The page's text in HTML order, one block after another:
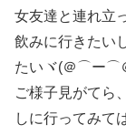
女友達と連れ立
飲みに行きたい
たいヾ(＠⌒ー⌒
ご様子見がてら
しに行ってみて